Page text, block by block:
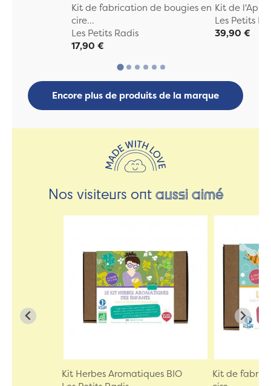
Kit de fabrication de bougies en
cire...
Les Petits Radis
17,90 €
Kit de
Les Petits
39,90 €
Encore plus de produits de la marque
Nos visiteurs ontaussi aimé
Kit Herbes Aromatiques BIO
Kit de